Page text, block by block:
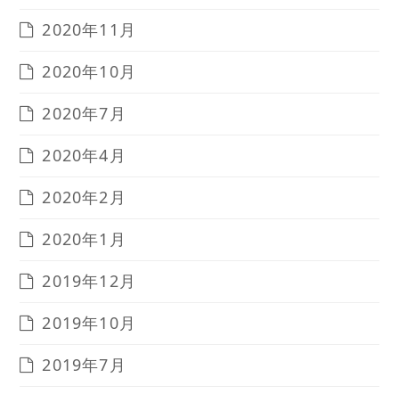
2020年11月
2020年10月
2020年7月
2020年4月
2020年2月
2020年1月
2019年12月
2019年10月
2019年7月